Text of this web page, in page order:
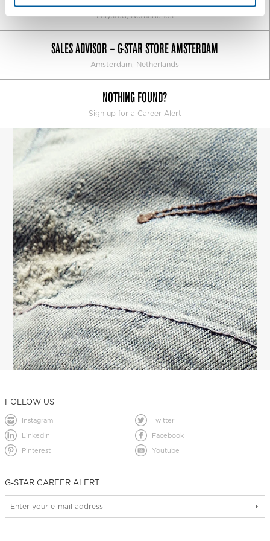
Lelystad, Netherlands
SALES ADVISOR – G-STAR STORE AMSTERDAM
Amsterdam, Netherlands
NOTHING FOUND?
Sign up for a Career Alert
FOLLOW US
Instagram
Twitter
LinkedIn
Facebook
Pinterest
Youtube
G-STAR CAREER ALERT